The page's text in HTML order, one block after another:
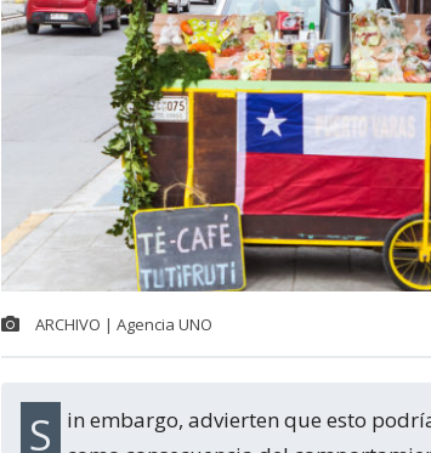
ARCHIVO | Agencia UNO
Sin embargo, advierten que esto podría aumentar mucho más a mitad de semana,